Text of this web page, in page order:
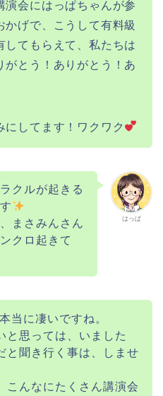
演会にはっぱちゃんが参
かげで、こうして有料級
してもらえて、私たちは
がとう！ありがとう！あ
にしてます！ワクワク
はっぱ
クルが起きる
まさみんさん
クロ起きて
当に凄いですね。
と思っては、いました
と聞き行く事は、しませ
こんなにたくさん講演会